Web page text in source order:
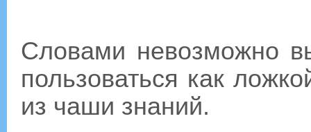
Словами невозможно
пользоваться как
из чаши знаний.